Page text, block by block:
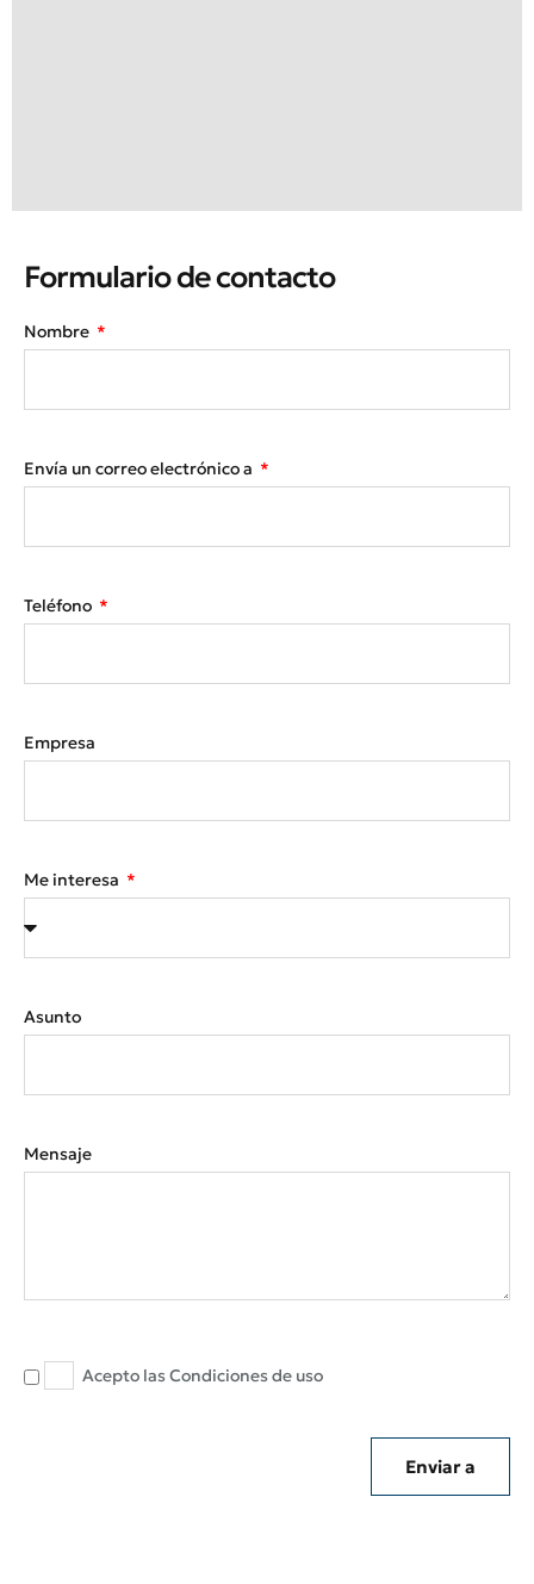
Formulario de contacto
Nombre
Envía un correo electrónico a
Teléfono
Empresa
Me interesa
Asunto
Mensaje
Acepto lasCondiciones de uso
Enviar a